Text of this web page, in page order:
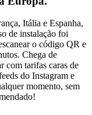
Itália e Espanha,
de instalação foi
o código QR e
Chega de
com tarifas caras de
do Instagram e
momento, sem